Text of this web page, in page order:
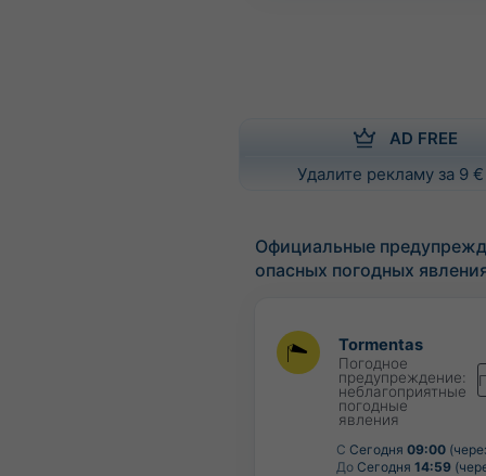
AD FREE
Удалите рекламу за 9 €
Официальные
опасных погодных
Tormentas
Погодное
предупреждение:
неблагоприятные
погодные
явления
С Сегодня 09:00
До Сегодня 14:59